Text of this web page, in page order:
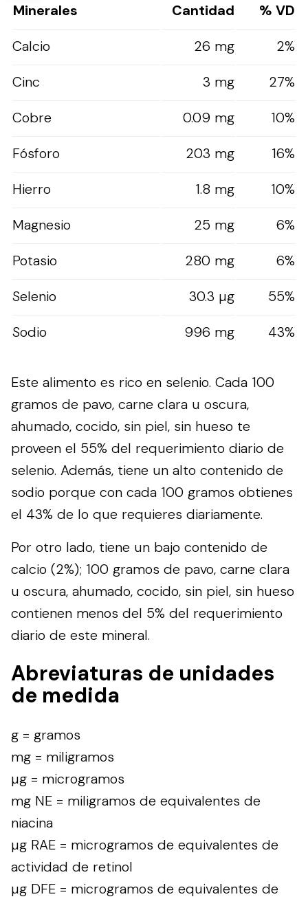
Minerales Cantidad
% VD
Calcio
26 mg
2%
Cinc
3 mg
27%
Cobre
0.09 mg
10%
Fósforo
203 mg
16%
Hierro
1.8 mg
10%
Magnesio
25 mg
6%
Potasio
280 mg
6%
Selenio
30.3 µg
55%
Sodio
996 mg 43%
Este alimento es rico en selenio. Cada 100
gramos de pavo, carne clara u oscura,
ahumado, cocido, sin piel, sin hueso te
proveen el 55% del requerimiento diario de
selenio. Además, tiene un alto contenido de
sodio porque con cada 100 gramos obtienes
el 43% de lo que requieres diariamente.
Por otro lado, tiene un bajo contenido de
calcio (2%); 100 gramos de pavo, carne clara
u oscura, ahumado, cocido, sin piel, sin hueso
contienen menos del 5% del requerimiento
diario de este mineral.
Abreviaturas de unidades
de medida
g = gramos
mg = miligramos
µg = microgramos
mg NE = miligramos de equivalentes de
niacina
µg RAE = microgramos de equivalentes de
actividad de retinol
µg DFE = microgramos de equivalentes de